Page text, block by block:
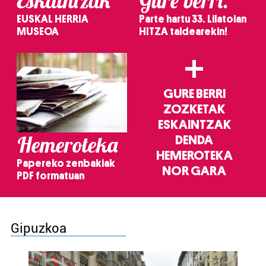
EUSKAL HERRIA
MUSEOA
Parte hartu 33. Lilatoian
HITZA taldearekin!
Hemeroteka
Papereko zenbakiak
PDF formatuan
+
GURE BERRI
ZOZKETAK
ESKAINTZAK
DENDA
HEMEROTEKA
NOR GARA
Gipuzkoa